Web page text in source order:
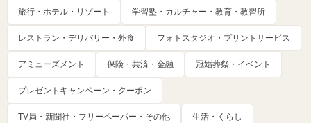
旅行・ホテル・リゾート 学習塾・カルチャー・教育・教習所
レストラン・デリバリー・外食 フォトスタジオ・プリントサービス
アミューズメント 保険・共済・金融 冠婚葬祭・イベント
プレゼントキャンペーン・クーポン
TV局・新聞社・フリーペーパー・その他 生活・くらし